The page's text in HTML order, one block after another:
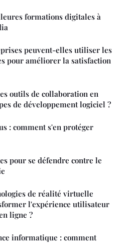
formations digitales à
peuvent-elles utiliser les
pour améliorer la satisfaction
outils de collaboration en
de développement logiciel ?
: comment s'en protéger
pour se défendre contre le
de réalité virtuelle
l'expérience utilisateur
ligne ?
informatique : comment